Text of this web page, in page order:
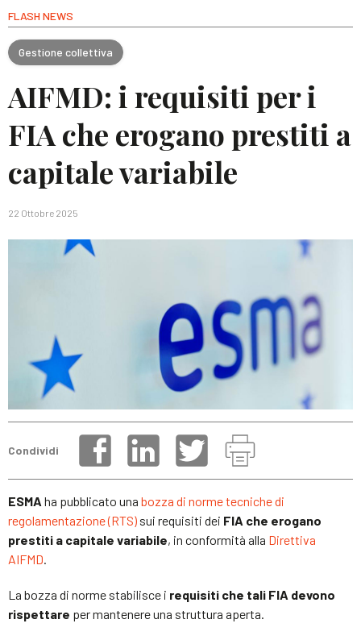
FLASH NEWS
Gestione collettiva
AIFMD: i requisiti per i
FIA che erogano prestiti a
capitale variabile
22 Ottobre 2025
Condividi
ESMA ha pubblicato una bozza di norme tecniche di
regolamentazione (RTS) sui requisiti dei FIA che erogano
prestiti a capitale variabile, in conformità alla Direttiva
AIFMD.
La bozza di norme stabilisce i requisiti che tali FIA devono
rispettare per mantenere una struttura aperta.